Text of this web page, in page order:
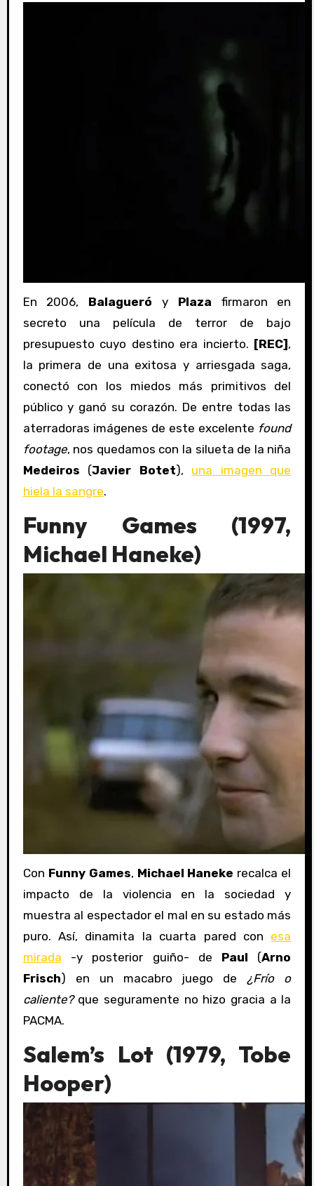
En 2006, Balagueró y Plaza firmaron en
secreto una película de terror de bajo
presupuesto cuyo destino era incierto. [REC] ,
la primera de una exitosa y arriesgada saga,
conectó con los miedos más primitivos del
público y ganó su corazón. De entre todas las
aterradoras imágenes de este excelente found
footage, nos quedamos con la silueta de la niña
Medeiros (Javier Botet), una imagen que
hiela la sangre.
Funny Games (1997,
Michael Haneke)
Con Funny Games, Michael Haneke recalca el
impacto de la violencia en la sociedad y
muestra al espectador el mal en su estado más
puro. Así, dinamita la cuarta pared con esa
mirada -y posterior guiño- de Paul (Arno
Frisch) en un macabro juego de¿Frío o
caliente?que seguramente no hizo gracia a la
PACMA.
Salem’s Lot (1979, Tobe
Hooper)